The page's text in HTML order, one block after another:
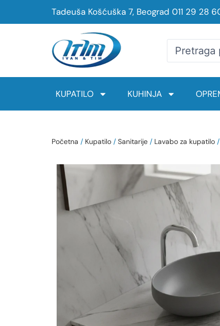
Tadeuša Košćuška 7, Beograd 011 29 28
KUPATILO KUHINJA
Početna / Kupatilo / Sanitarije / Lavabo za kupatilo /